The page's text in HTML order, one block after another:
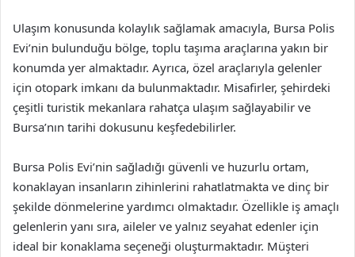
Ulaşım konusunda kolaylık sağlamak amacıyla, Bursa Polis
Evi’nin bulunduğu bölge, toplu taşıma araçlarına yakın bir
konumda yer almaktadır. Ayrıca, özel araçlarıyla gelenler
için otopark imkanı da bulunmaktadır. Misafirler, şehirdeki
çeşitli turistik mekanlara rahatça ulaşım sağlayabilir ve
Bursa’nın tarihi dokusunu keşfedebilirler.
Bursa Polis Evi’nin sağladığı güvenli ve huzurlu ortam,
konaklayan insanların zihinlerini rahatlatmakta ve dinç bir
şekilde dönmelerine yardımcı olmaktadır. Özellikle iş amaçlı
gelenlerin yanı sıra, aileler ve yalnız seyahat edenler için
ideal bir konaklama seçeneği oluşturmaktadır. Müşteri